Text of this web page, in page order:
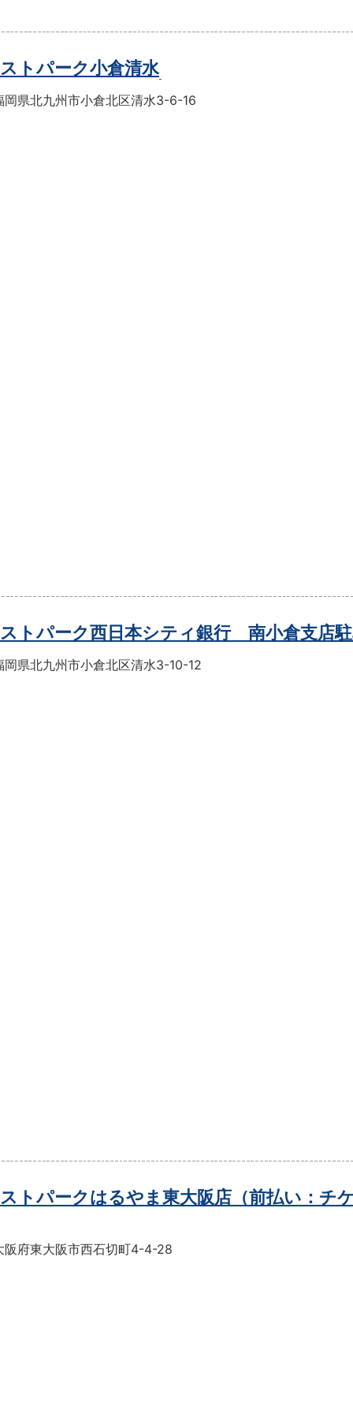
ストパーク小倉清水
岡県北九州市小倉北区清水3-6-16
ストパーク西日本シティ銀行 南小倉支店
岡県北九州市小倉北区清水3-10-12
ストパークはるやま東大阪店（前払い：チ
阪府東大阪市西石切町4-4-28